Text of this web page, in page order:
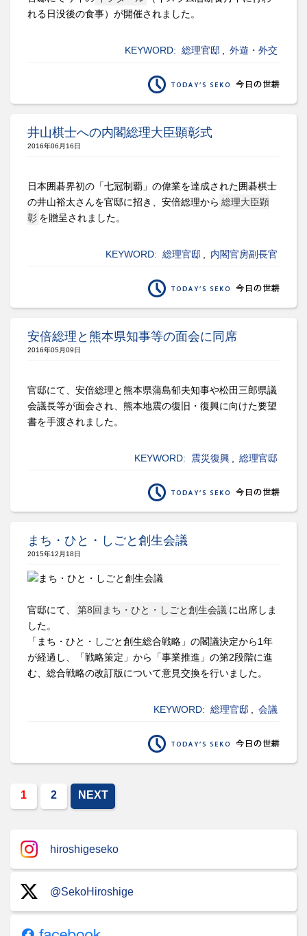
れる日没後の食事）が開催されました。
KEYWORD: 総理官邸 外遊・外交
井山棋士への内閣総理大臣顕彰式
2016年06月16日
日本囲碁界初の「七冠制覇」の偉業を達成された囲碁棋士
の井山裕太さんを官邸に招き、安倍総理から 総理大臣顕
彰 を贈呈されました。
KEYWORD: 総理官邸 内閣官房副長官
安倍総理と熊本県知事等の面会に同席
2016年05月09日
官邸にて、安倍総理と熊本県蒲島郁夫知事や松田三郎県議
会議長等が面会され、熊本地震の復旧・復興に向けた要望
書を手渡されました。
KEYWORD: 震災復興 総理官邸
まち・ひと・しごと創生会議
2015年12月18日
官邸にて、 第8回まち・ひと・しごと創生会議 に出席しま
した。
「まち・ひと・しごと創生総合戦略」の閣議決定から1年
が経過し、「戦略策定」から「事業推進」の第2段階に進
む、総合戦略の改訂版について意見交換を行いました。
KEYWORD: 総理官邸 会議
1 2 NEXT
hiroshigeseko
@SekoHiroshige